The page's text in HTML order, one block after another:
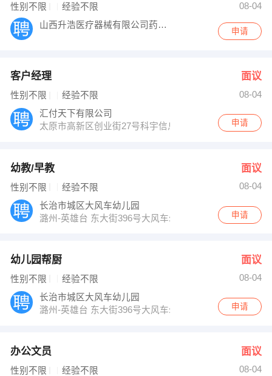
性别不限 经验不限
08-04
山西升浩医疗器械有限公司药品分公司
申请
客户经理 面议
性别不限 经验不限
08-04
汇付天下有限公司
太原市高新区创业街27号科宇信息产业大厦时代广场大楼
申请
幼教/早教 面议
性别不限 经验不限
08-04
长治市城区大风车幼儿园
潞州-英雄台 东大街396号大风车幼儿园
申请
幼儿园帮厨 面议
性别不限 经验不限
08-04
长治市城区大风车幼儿园
潞州-英雄台 东大街396号大风车幼儿园
申请
办公文员 面议
性别不限 经验不限
08-04